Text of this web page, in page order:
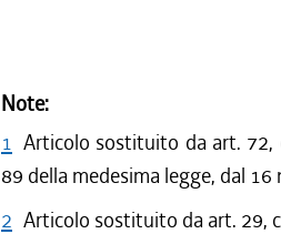
Note:
1 Articolo sostituito da art. 72,
89 della medesima legge, dal
2 Articolo sostituito da art. 29,